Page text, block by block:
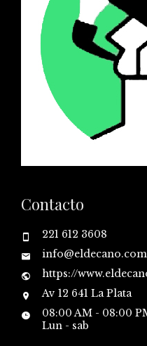
Contacto
221 612 3608
https://
Av 12 641 La Plata
08:00 AM - 08:00
Lun - sab